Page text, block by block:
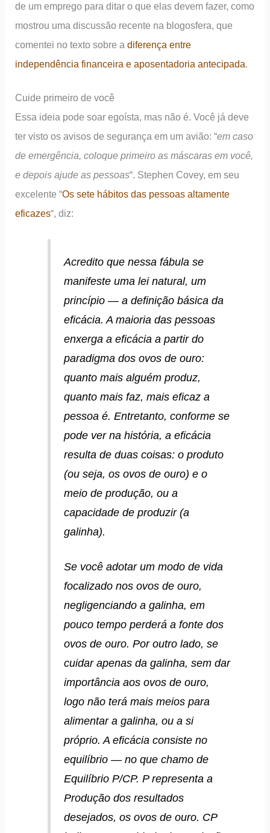
de um emprego para ditar o que elas devem fazer, como
mostrou uma discussão recente na blogosfera, que
comentei no texto sobre adiferença entre
independência financeira e aposentadoria antecipada.
Cuide primeiro de você
Essa ideia pode soar egoísta, mas não é. Você já deve
ter visto os avisos de segurança em um avião: “em caso
de emergência, coloque primeiro as máscaras em você,
e depois ajude as pessoas“. Stephen Covey, em seu
excelente “Os sete hábitos das pessoas altamente
eficazes“, diz:
Acredito que nessa fábula se
manifeste uma lei natural, um
princípio — a definição básica da
eficácia. A maioria das pessoas
enxerga a eficácia a partir do
paradigma dos ovos de ouro:
quanto mais alguém produz,
quanto mais faz, mais eficaz a
pessoa é. Entretanto, conforme se
pode ver na história, a eficácia
resulta de duas coisas: o produto
(ou seja, os ovos de ouro) e o
meio de produção, ou a
capacidade de produzir (a
galinha).
Se você adotar um modo de vida
focalizado nos ovos de ouro,
negligenciando a galinha, em
pouco tempo perderá a fonte dos
ovos de ouro. Por outro lado, se
cuidar apenas da galinha, sem dar
importância aos ovos de ouro,
logo não terá mais meios para
alimentar a galinha, ou a si
próprio. A eficácia consiste no
equilíbrio — no que chamo de
Equilíbrio P/CP. P representa a
Produção dos resultados
desejados, os ovos de ouro. CP